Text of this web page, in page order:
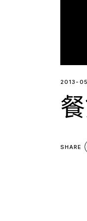
2013-
SHARE